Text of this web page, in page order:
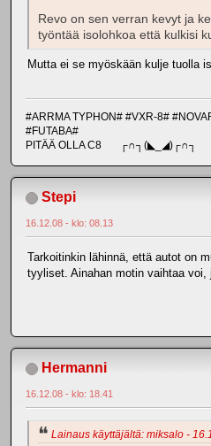
Revo on sen verran kevyt ja
työntää isolohkoa että kulkisi
Mutta ei se myöskään kulje tuolla
#ARRMA TYPHON# #VXR-8#
#FUTABA#
PITÄÄ OLLA C8 ┌∩┐(◣_◢)┌∩┐
Stepi
16.12.08 - klo: 08.13
Tarkoitinkin lähinnä, että autot on
tyyliset. Ainahan motin vaihtaa voi,
Hermanni
16.12.08 - klo: 18.41
Lainaus käyttäjältä: miksalo -